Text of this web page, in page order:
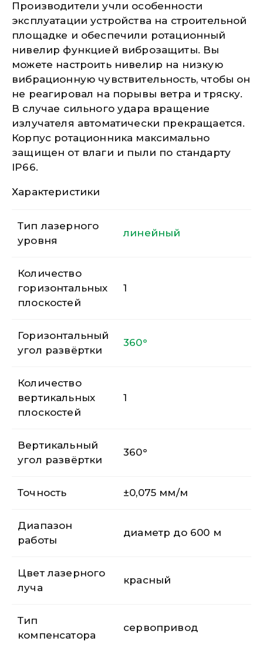
Производители учли особенности
эксплуатации устройства на строительной
площадке и обеспечили ротационный
нивелир функцией виброзащиты. Вы
можете настроить нивелир на низкую
вибрационную чувствительность, чтобы он
не реагировал на порывы ветра и тряску.
В случае сильного удара вращение
излучателя автоматически прекращается.
Корпус ротационника максимально
защищен от влаги и пыли по стандарту
IP66.
Характеристики
Тип лазерного
уровня
линейный
Количество
горизонтальных
плоскостей
1
Горизонтальный
угол развёртки
360°
Количество
вертикальных
плоскостей
1
Вертикальный
угол развёртки
360°
Точность ±0,075 мм/м
Диапазон
работы
диаметр до 600 м
Цвет лазерного
луча
красный
Тип
компенсатора
сервопривод